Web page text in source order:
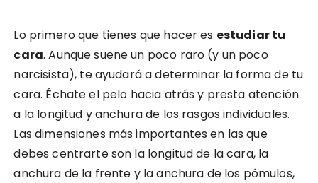
Lo primero que tienes que hacer es estudiar tu
cara. Aunque suene un poco raro (y un poco
narcisista), te ayudará a determinar la forma de tu
cara. Échate el pelo hacia atrás y presta atención
a la longitud y anchura de los rasgos individuales.
Las dimensiones más importantes en las que
debes centrarte son la longitud de la cara, la
anchura de la frente y la anchura de los pómulos,